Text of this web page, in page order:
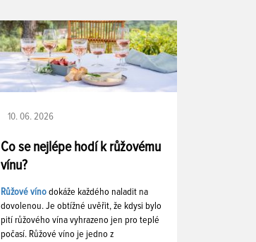
10. 06. 2026
Co se nejlépe hodí k růžovému
vínu?
Růžové víno dokáže každého naladit na
dovolenou. Je obtížné uvěřit, že kdysi bylo
pití růžového vína vyhrazeno jen pro teplé
počasí. Růžové víno je jedno z